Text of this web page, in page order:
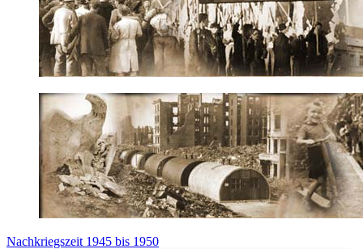
Nachkriegszeit 1945 bis 1950